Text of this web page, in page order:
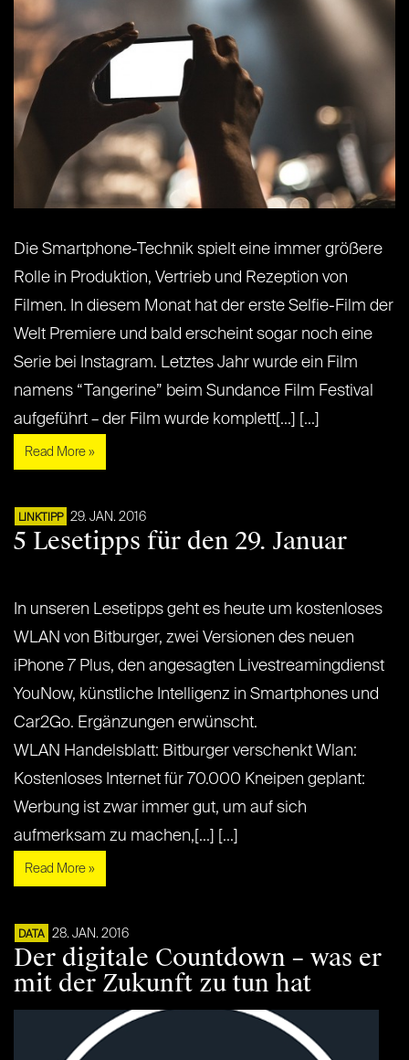
Die Smartphone-Technik spielt eine immer größere
Rolle in Produktion, Vertrieb und Rezeption von
Filmen. In diesem Monat hat der erste Selfie-Film der
Welt Premiere und bald erscheint sogar noch eine
Serie bei Instagram. Letztes Jahr wurde ein Film
namens “Tangerine” beim Sundance Film Festival
aufgeführt – der Film wurde komplett[...] [...]
Read More »
LINKTIPP 29. JAN. 2016
5 Lesetipps für den 29. Januar
In unseren Lesetipps geht es heute um kostenloses
WLAN von Bitburger, zwei Versionen des neuen
iPhone 7 Plus, den angesagten Livestreamingdienst
YouNow, künstliche Intelligenz in Smartphones und
Car2Go. Ergänzungen erwünscht.
WLAN Handelsblatt: Bitburger verschenkt Wlan:
Kostenloses Internet für 70.000 Kneipen geplant:
Werbung ist zwar immer gut, um auf sich
aufmerksam zu machen,[...] [...]
Read More »
DATA 28. JAN. 2016
Der digitale Countdown – was er
mit der Zukunft zu tun hat